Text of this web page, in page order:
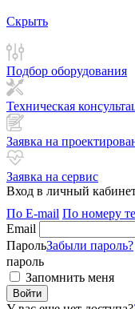
Скрыть
Подбор оборудования
Техническая
Заявка на
Заявка на сервис
Вход в личный
По E-mail По номеру
Email
ПарольЗабыли пароль?
пароль
Запомнить меня
Войти